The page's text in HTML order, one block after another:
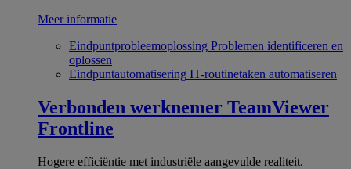
Meer informatie
Eindpuntprobleemoplossing Problemen identificeren en
oplossen
Eindpuntautomatisering IT-routinetaken automatiseren
Verbonden werknemer TeamViewer
Frontline
Hogere efficiëntie met industriële aangevulde realiteit.